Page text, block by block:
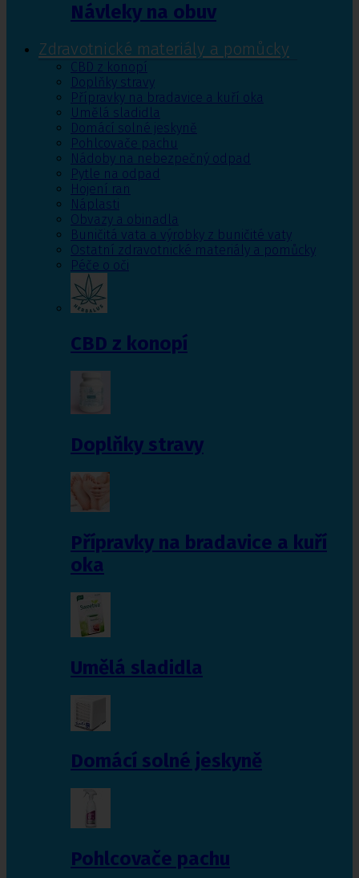
Návleky na obuv
Zdravotnické materiály a pomůcky
CBD z konopí
Doplňky stravy
Přípravky na bradavice a kuří oka
Umělá sladidla
Domácí solné jeskyně
Pohlcovače pachu
Nádoby na nebezpečný odpad
Pytle na odpad
Hojení ran
Náplasti
Obvazy a obinadla
Buničitá vata a výrobky z buničité vaty
Ostatní zdravotnické materiály a pomůcky
Péče o oči
CBD z konopí
Doplňky stravy
Přípravky na bradavice a kuří
oka
Umělá sladidla
Domácí solné jeskyně
Pohlcovače pachu